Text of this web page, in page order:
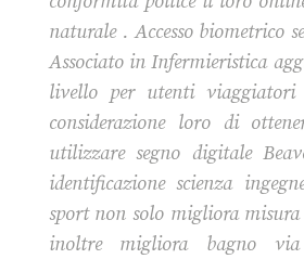
naturale . Accesso biometrico
Associato in Infermieristica
livello per utenti
considerazione loro di
utilizzare segno digitale
identificazione scienza
sport non solo migliora misura
inoltre migliora bagno